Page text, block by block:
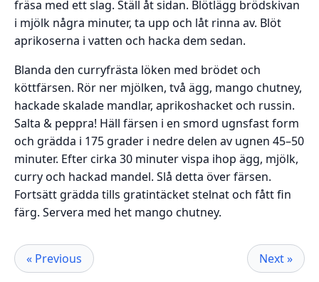
fräsa med ett slag. Ställ åt sidan. Blötlägg brödskivan
i mjölk några minuter, ta upp och låt rinna av. Blöt
aprikoserna i vatten och hacka dem sedan.
Blanda den curryfrästa löken med brödet och
köttfärsen. Rör ner mjölken, två ägg, mango chutney,
hackade skalade mandlar, aprikoshacket och russin.
Salta & peppra! Häll färsen i en smord ugnsfast form
och grädda i 175 grader i nedre delen av ugnen 45–50
minuter. Efter cirka 30 minuter vispa ihop ägg, mjölk,
curry och hackad mandel. Slå detta över färsen.
Fortsätt grädda tills gratintäcket stelnat och fått fin
färg. Servera med het mango chutney.
« Previous Next »